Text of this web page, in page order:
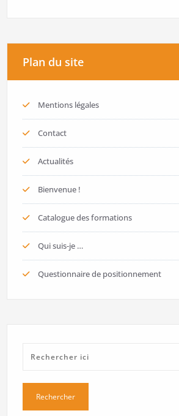
Plan du site
Mentions légales
Contact
Actualités
Bienvenue !
Catalogue des formations
Qui suis-je …
Questionnaire de positionnement